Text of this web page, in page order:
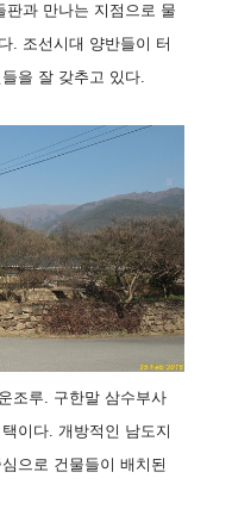
판과 만나는 지점으로 물
. 조선시대 양반들이 터
을 잘 갖추고 있다.
조루. 구한말 삼수부사
이다. 개방적인 남도지
으로 건물들이 배치된